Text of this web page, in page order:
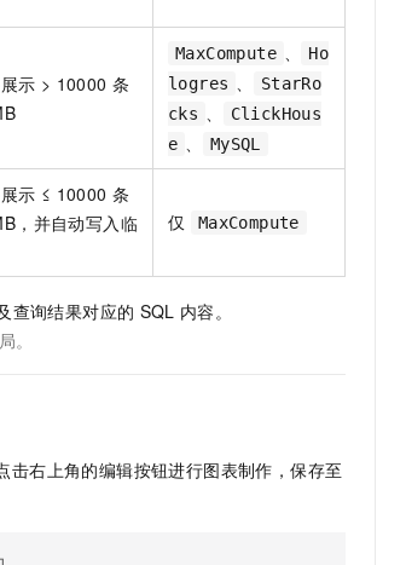
示 > 10000 条
MaxCompute
Ho
logres
StarRo
cks
ClickHous
e
MySQL
示 ≤ 10000 条
，并自动写入临
仅 MaxCompute
查询结果对应的 SQL 内容。
击右上角的编辑按钮进行图表制作，保存至